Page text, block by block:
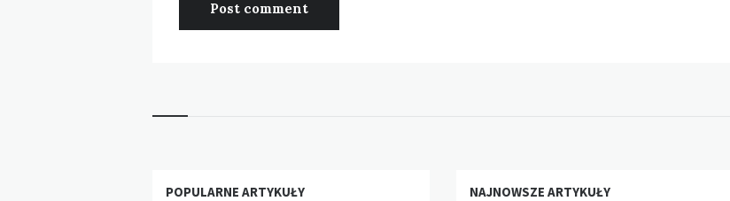
Widgets
POPULARNE ARTYKUŁY NAJNOWSZE ARTYKUŁY